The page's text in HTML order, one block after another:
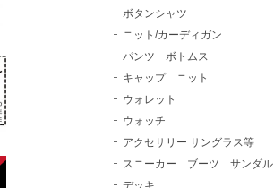
ボタンシャツ
ニット/カーディガン
パンツ ボトムス
キャップ ニット
ウォレット
ウォッチ
アクセサリー サングラス等
スニーカー ブーツ サンダル
デッキ